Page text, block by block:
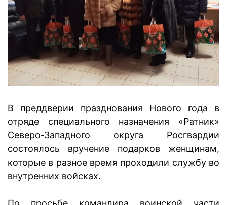
В преддверии празднования Нового года в
отряде специального назначения «Ратник»
Северо-Западного округа Росгвардии
состоялось вручение подарков женщинам,
которые в разное время проходили службу во
внутренних войсках.